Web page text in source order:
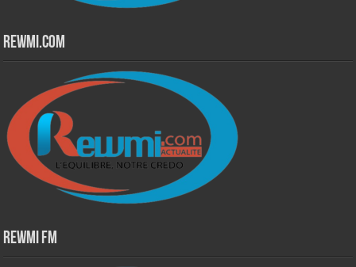
Rewmi.Com
Rewmi Fm